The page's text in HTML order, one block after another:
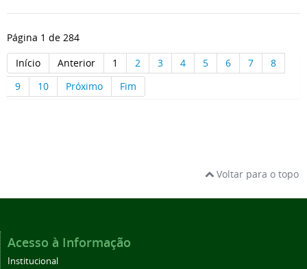
Página 1 de 284
Início
Anterior 1 2 3 4 5 6 7
8
9
10 Próximo Fim
Voltar para o topo
Acesso à Informação
Institucional